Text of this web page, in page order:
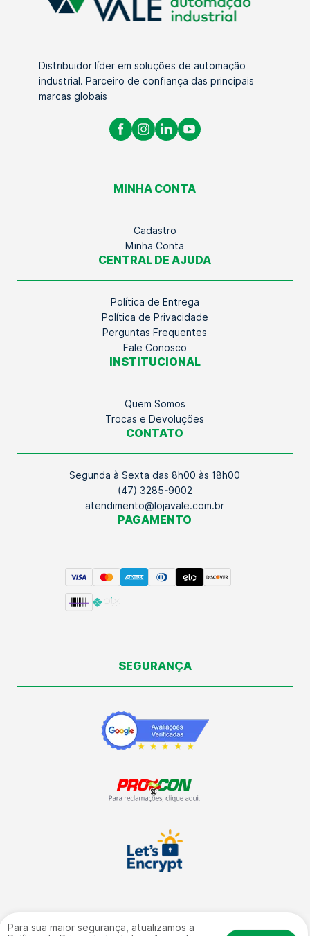
Para sua maior segurança, atualizamos a
Distribuidor líder em soluções de automação
industrial. Parceiro de confiança das principais
marcas globais
MINHA CONTA
Cadastro
Minha Conta
CENTRAL DE AJUDA
Política de Entrega
Política de Privacidade
Perguntas Frequentes
Fale Conosco
INSTITUCIONAL
Quem Somos
Trocas e Devoluções
CONTATO
Segunda à Sexta das 8h00 às 18h00
(47) 3285-9002
atendimento@lojavale.com.br
PAGAMENTO
SEGURANÇA
Vale Automação Industrial LTDA | CNPJ: 09.504.672/0001-09 | Rua: